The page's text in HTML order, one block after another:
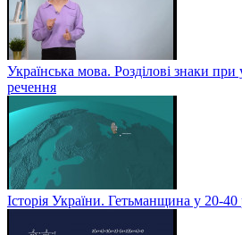
Українська мова. Розділові знаки
речення
Історія України. Гетьманщина у 20-